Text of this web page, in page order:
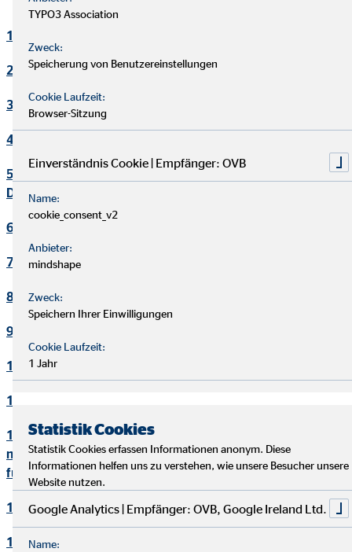
1. Verantwortlicher
2. Kontakt Datenschutzbeauftragter
3. Maßgebliche Rechtsgrundlagen
4. Sicherheitsmaßnahmen
5. Übermittlung und Offenbarung von personenbezogenen
Daten
6. Datenverarbeitung in Drittländern
7. Einsatz von Cookies
8. Kontaktaufnahme
9. Bereitstellung des Onlineangebotes und Webhosting
10. Bewerbungsverfahren
11. Online-Marketing
12. Informationen zum Datenschutz und rechtlich
notwendige Informationen beim Einsatz des Service "Zoom"
für Videokonferenzen
13. Löschung von Daten
14. Präsenzen in sozialen Netzwerken
TYPO3 Association
Zweck:
Speicherung von Benutzereinstellungen
Cookie Laufzeit:
Browser-Sitzung
Einverständnis Cookie | Empfänger: OVB
Name:
cookie_consent_v2
Anbieter:
mindshape
Zweck:
Speichern Ihrer Einwilligungen
Cookie Laufzeit:
1 Jahr
Statistik Cookies
Statistik Cookies erfassen Informationen anonym. Diese
Informationen helfen uns zu verstehen, wie unsere Besucher unsere
Website nutzen.
Google Analytics | Empfänger: OVB, Google Ireland Ltd.
Name: